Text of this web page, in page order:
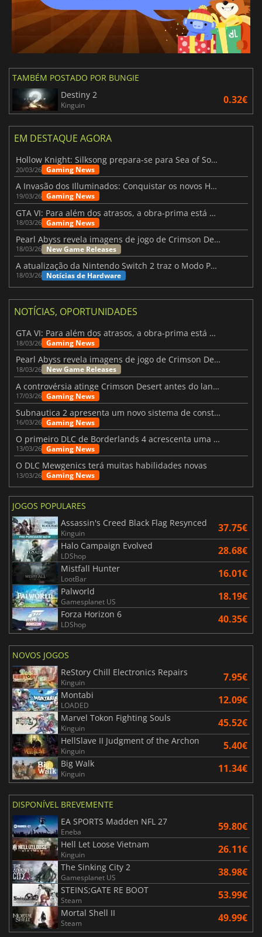
TAMBÉM POSTADO POR BUNGIE
Destiny 2
Kinguin 0.32€
EM DESTAQUE AGORA
Hollow Knight: Silksong prepara-se para Sea of Sorrow com um patch
20/03/26 Gaming News
A Invasão dos Illuminados: Conquistar os novos Helldivers 2 Atualização!
19/03/26 Gaming News
GTA VI: Para além dos atrasos, a obra-prima está quase a chegar
18/03/26 Gaming News
Pearl Abyss revela imagens de jogo de Crimson Desert para a PS5
18/03/26 New Game Releases
A atualização da Nintendo Switch 2 traz o Modo Portátil aos jogos mais antigos da Switch
18/03/26 Notícias de Hardware
NOTÍCIAS, OPORTUNIDADES
GTA VI: Para além dos atrasos, a obra-prima está quase a chegar
18/03/26 Gaming News
Pearl Abyss revela imagens de jogo de Crimson Desert para a PS5
18/03/26 New Game Releases
A controvérsia atinge Crimson Desert antes do lançamento
17/03/26 Gaming News
Subnautica 2 apresenta um novo sistema de construção de bases
16/03/26 Gaming News
O primeiro DLC de Borderlands 4 acrescenta uma nova personagem e muito mais
13/03/26 Gaming News
O DLC Mewgenics terá muitas habilidades novas
13/03/26 Gaming News
JOGOS POPULARES
Assassin's Creed Black Flag Resynced
Kinguin 37.75€
Halo Campaign Evolved
LDShop 28.68€
Mistfall Hunter
LootBar 16.01€
Palworld
Gamesplanet US 18.19€
Forza Horizon 6
LDShop 40.35€
NOVOS JOGOS
ReStory Chill Electronics Repairs
Kinguin 7.95€
Montabi
LOADED 12.09€
Marvel Tokon Fighting Souls
Kinguin 45.52€
HellSlave II Judgment of the Archon
Kinguin 5.40€
Big Walk
Kinguin 11.34€
DISPONÍVEL BREVEMENTE
EA SPORTS Madden NFL 27
Eneba 59.80€
Hell Let Loose Vietnam
Kinguin 26.11€
The Sinking City 2
Gamesplanet US 38.98€
STEINS;GATE RE BOOT
Steam 53.99€
Mortal Shell II
Steam 49.99€